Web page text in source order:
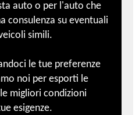
auto o per l'auto che
consulenza su eventuali
simili.
le tue preferenze
noi per esporti le
migliori condizioni
esigenze.